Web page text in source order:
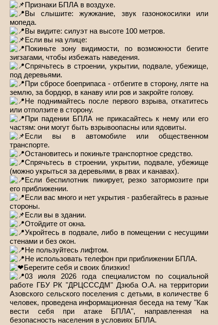
Признаки БПЛА в воздухе.
Вы слышите: жужжание, звук газонокосилки или
мопеда.
Вы видите: силуэт на высоте 100 метров.
Если вы на улице:
Покиньте зону видимости, по возможности бегите
зигзагами, чтобы избежать наведения.
Спрячьтесь в строении, укрытии, подвале, убежище,
под деревьями.
При сбросе боеприпаса - отбегите в сторону, лягте на
землю, за бордюр, в канаву или ров и закройте голову.
Не поднимайтесь после первого взрыва, откатитесь
или отползите в сторону.
При падении БПЛА не прикасайтесь к нему или его
частям: они могут быть взрывоопасны или ядовиты.
Если вы в автомобиле или общественном
транспорте.
Остановитесь и покиньте транспортное средство.
Спрячьтесь в строении, укрытии, подвале, убежище
(можно укрыться за деревьями, в рвах и канавах).
Если беспилотник пикирует, резко затормозите при
его приближении.
Если вас много и нет укрытия - разбегайтесь в разные
стороны.
Если вы в здании.
Отойдите от окна.
Укройтесь в подвале, либо в помещении с несущими
стенами и без окон.
Не пользуйтесь лифтом.
Не использовать телефон при приближении БПЛА.
Берегите себя и своих близких!
03 июля 2026 года специалистом по социальной
работе ГБУ РК "ДРЦСССДМ" Дзюба О.А. на территории
Азовского сельского поселения с детьми, в количестве 6
человек, проведена информационная беседа на тему "Как
вести себя при атаке БПЛА", направленная на
безопасность населения в условиях БПЛА.